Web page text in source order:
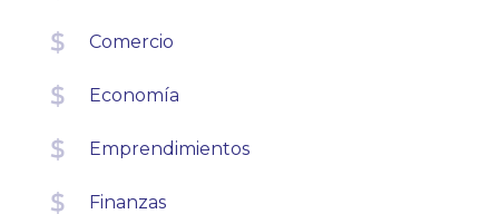
Comercio
Economía
Emprendimientos
Finanzas